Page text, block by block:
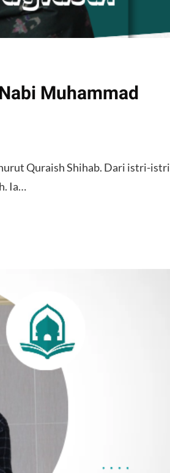
Muhammad
Quraish Shihab. Dari istri-istri
Ia…